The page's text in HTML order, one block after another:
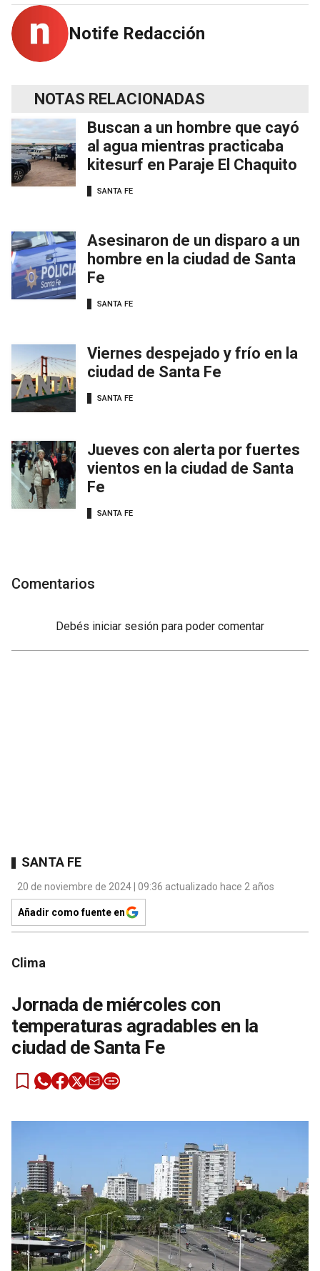
Notife Redacción
NOTAS RELACIONADAS
Buscan a un hombre que cayó
al agua mientras practicaba
kitesurf en Paraje El Chaquito
SANTA FE
Asesinaron de un disparo a un
hombre en la ciudad de Santa
Fe
SANTA FE
Viernes despejado y frío en la
ciudad de Santa Fe
SANTA FE
Jueves con alerta por fuertes
vientos en la ciudad de Santa
Fe
SANTA FE
Comentarios
Debés iniciar sesión para poder comentar
SANTA FE
20 de noviembre de 2024 | 09:36 actualizado hace 2 años
Añadir como fuente en
Clima
Jornada de miércoles con
temperaturas agradables en la
ciudad de Santa Fe